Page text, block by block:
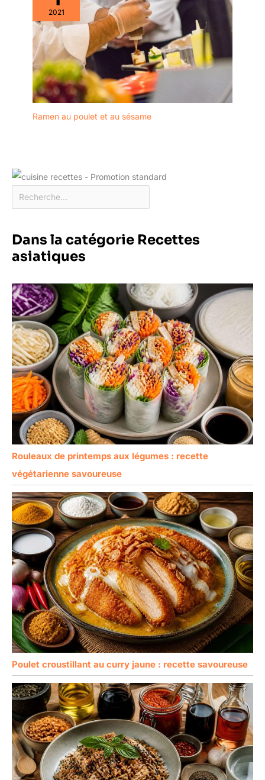
2021
Ramen au poulet et au sésame
Dans la catégorie Recettes
asiatiques
Rouleaux de printemps aux légumes : recette
végétarienne savoureuse
Poulet croustillant au curry jaune : recette savoureuse